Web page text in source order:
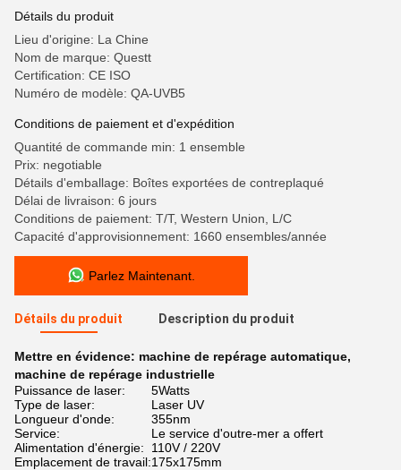
Détails du produit
Lieu d'origine: La Chine
Nom de marque: Questt
Certification: CE ISO
Numéro de modèle: QA-UVB5
Conditions de paiement et d'expédition
Quantité de commande min: 1 ensemble
Prix: negotiable
Détails d'emballage: Boîtes exportées de contreplaqué
Délai de livraison: 6 jours
Conditions de paiement: T/T, Western Union, L/C
Capacité d'approvisionnement: 1660 ensembles/année
Parlez Maintenant.
Détails du produit Description du produit
Mettre en évidence: machine de repérage automatique,
machine de repérage industrielle
Puissance de laser:
5Watts
Type de laser:
Laser UV
Longueur d'onde:
355nm
Service:
Le service d'outre-mer a offert
Alimentation d'énergie:
110V / 220V
Emplacement de travail:175x175mm